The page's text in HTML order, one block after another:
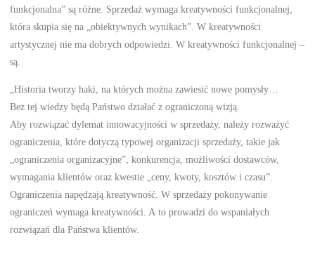
funkcjonalna” są różne. Sprzedaż wymaga kreatywności funkcjonalnej,
która skupia się na „obiektywnych wynikach”. W kreatywności
artystycznej nie ma dobrych odpowiedzi. W kreatywności funkcjonalnej –
są.
„Historia tworzy haki, na których można zawiesić nowe pomysły…
Bez tej wiedzy będą Państwo działać z ograniczoną wizją.
Aby rozwiązać dylemat innowacyjności w sprzedaży, należy rozważyć
ograniczenia, które dotyczą typowej organizacji sprzedaży, takie jak
„ograniczenia organizacyjne”, konkurencja, możliwości dostawców,
wymagania klientów oraz kwestie „ceny, kwoty, kosztów i czasu”.
Ograniczenia napędzają kreatywność. W sprzedaży pokonywanie
ograniczeń wymaga kreatywności. A to prowadzi do wspaniałych
rozwiązań dla Państwa klientów.